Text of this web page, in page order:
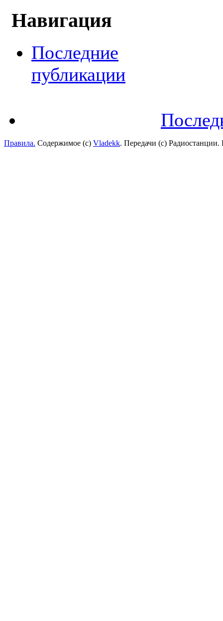
Навигация
Последние
публикации
Правила. Содержимое (с) Vladekk. Передачи (с)